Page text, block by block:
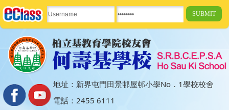
地址：新界屯門田景邨屋邨小學No．1學校校舍
電話：2455 6111